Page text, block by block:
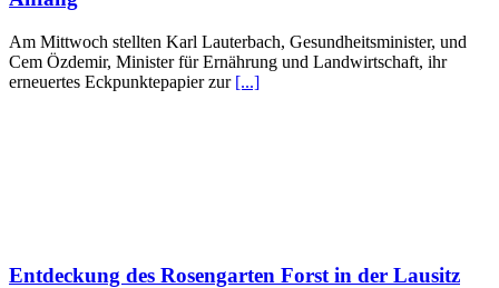
Am Mittwoch stellten Karl Lauterbach, Gesundheitsminister, und
Cem Özdemir, Minister für Ernährung und Landwirtschaft, ihr
erneuertes Eckpunktepapier zur [...]
Entdeckung des Rosengarten Forst in der Lausitz